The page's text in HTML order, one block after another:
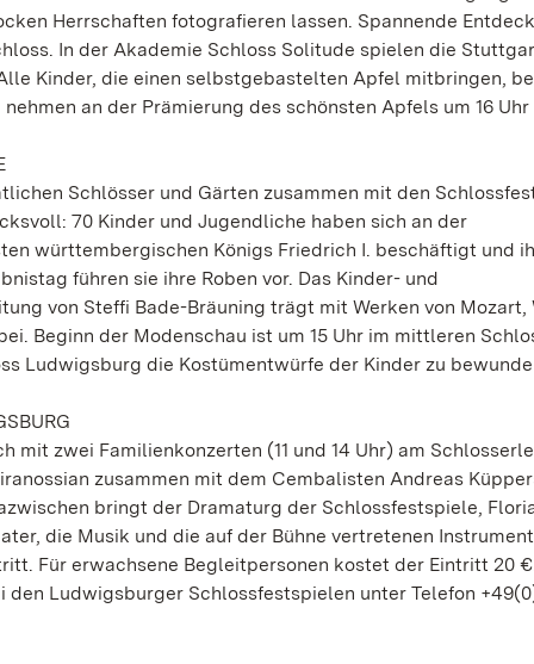
Herrschaften fotografieren lassen. Spannende
In der Akademie Schloss Solitude spielen die
Kinder, die einen selbstgebastelten Apfel mitbringen,
an der Prämierung des schönsten Apfels um 16
Schlösser und Gärten zusammen mit den
70 Kinder und Jugendliche haben sich an der
württembergischen Königs Friedrich I. beschäftigt und
führen sie ihre Roben vor. Das Kinder- und
von Steffi Bade-Bräuning trägt mit Werken von Mozart,
Beginn der Modenschau ist um 15 Uhr im mittleren
Ludwigsburg die Kostümentwürfe der Kinder zu
zwei Familienkonzerten (11 und 14 Uhr) am
zusammen mit dem Cembalisten Andreas
bringt der Dramaturg der Schlossfestspiele,
die Musik und die auf der Bühne vertretenen
Für erwachsene Begleitpersonen kostet der Eintritt 20
Ludwigsburger Schlossfestspielen unter Telefon